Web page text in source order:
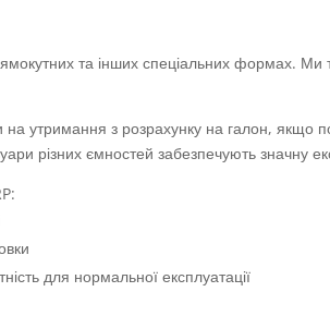
та інших спеціальних формах.
утримання з розрахунку на галон, якщо
різних ємностей забезпечують значну
для нормальної експлуатації